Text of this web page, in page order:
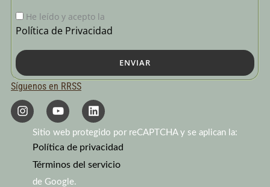
He leído y acepto la
Política de Privacidad
ENVIAR
Síguenos en RRSS
I
n
s
Y
o
u
t
u
b
e
L
i
n
k
e
d
i
Sitio web protegido por reCAPTCHA y se aplican la:
Política de privacidad
Términos del servicio
de Google.